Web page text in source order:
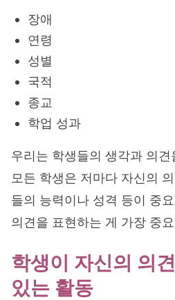
장애
연령
성별
국적
종교
학업 성과
우리는 학생들의 생각과 의
모든 학생은 저마다 자신의
들의 능력이나 성격 등이 중
의견을 표현하는 게 가장 중
학생이 자신의 의
있는 활동